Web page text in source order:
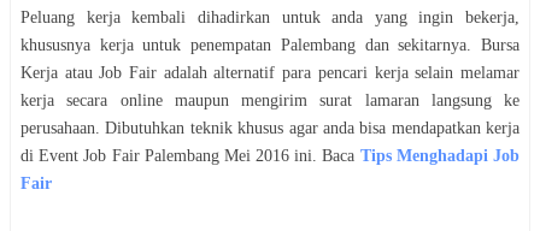
Peluang kerja kembali dihadirkan untuk anda yang ingin bekerja,
khususnya kerja untuk penempatan Palembangdan sekitarnya. Bursa
Kerja atau Job Fair adalah alternatif para pencari kerja selain melamar
kerja secara online maupun mengirim surat lamaran langsung ke
perusahaan. Dibutuhkan teknik khusus agar anda bisa mendapatkan kerja
di Event Job Fair Palembang Mei 2016 ini. Baca Tips Menghadapi Job
Fair